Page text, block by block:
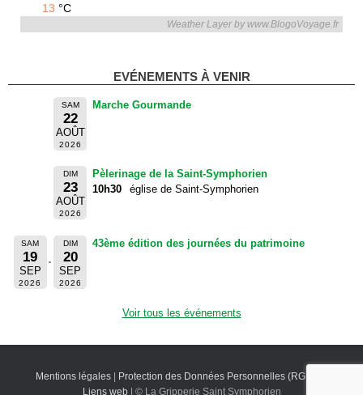
13 °C
Weather Layer by www.BlogoVoyage.fr
EVÉNEMENTS À VENIR
SAM
22
AOÛT
2026
Marche Gourmande
DIM
23
AOÛT
2026
Pèlerinage de la Saint-Symphorien
10h30
église de Saint-Symphorien
SAM
19
SEP
2026
DIM
20
SEP
2026
43ème édition des journées du patrimoine
Voir tous les événements
Mentions légales | Protection des Données Personnelles (RGPD)
Liens web| © La Gripperie Saint Symphorien